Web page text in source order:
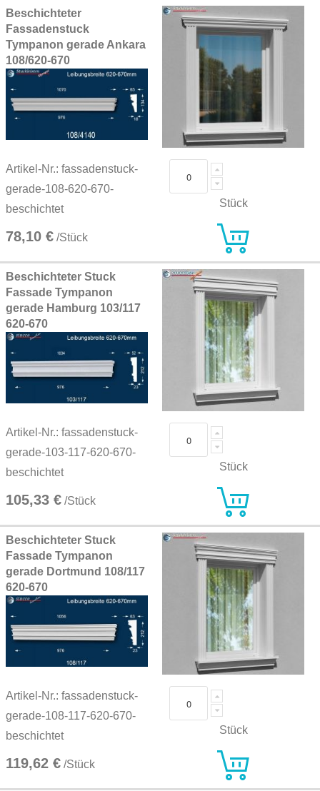
Beschichteter
Fassadenstuck
Tympanon gerade Ankara
108/620-670
Artikel-Nr.: fassadenstuck-
gerade-108-620-670-
beschichtet
78,10 € /Stück
Stück
Beschichteter Stuck
Fassade Tympanon
gerade Hamburg 103/117
620-670
Artikel-Nr.: fassadenstuck-
gerade-103-117-620-670-
beschichtet
105,33 € /Stück
Stück
Beschichteter Stuck
Fassade Tympanon
gerade Dortmund 108/117
620-670
Artikel-Nr.: fassadenstuck-
gerade-108-117-620-670-
beschichtet
119,62 € /Stück
Stück